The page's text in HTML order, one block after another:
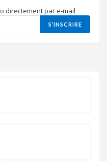
directement par e-mail
S’INSCRIRE